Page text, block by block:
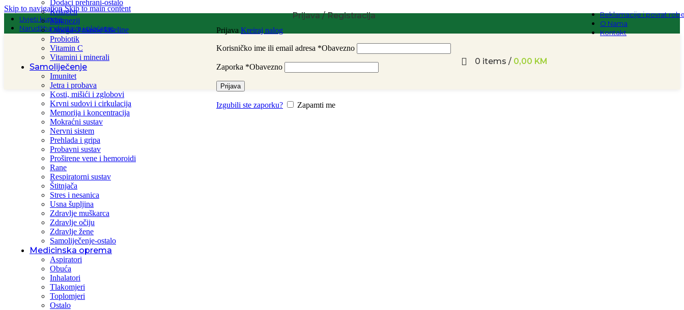
Skip to navigationSkip to main content
Uvjeti kupnje
Narudžba, dostava i plaćanje
Reklamacije i povrat
O Nama
Kontakt
Dodaci prehrani-ostalo
Kolagen
Magnezij
Omega-3 masne kiseline
Probiotik
Vitamin C
Vitamini i minerali
Samoliječenje
Imunitet
Jetra i probava
Kosti, mišići i zglobovi
Krvni sudovi i cirkulacija
Memorija i koncentracija
Mokraćni sustav
Nervni sistem
Prehlada i gripa
Probavni sustav
Proširene vene i hemoroidi
Rane
Respiratorni sustav
Štitnjača
Stres i nesanica
Usna šupljina
Zdravlje muškarca
Zdravlje očiju
Zdravlje žene
Samoliječenje-ostalo
Medicinska oprema
Aspiratori
Obuća
Inhalatori
Tlakomjeri
Toplomjeri
Ostalo
Prijava / Registracija
Prijava Kreiraj nalog
Korisničko ime ili email adresa *Obavezno
Zaporka *Obavezno
Prijava
Izgubili ste zaporku? Zapamti me
0 items / 0,00 KM
Dermokozmetika/ Njega lica Svr Sun Secure hidratantna krema s baršunastim završetkom SPF50+ 50ml.